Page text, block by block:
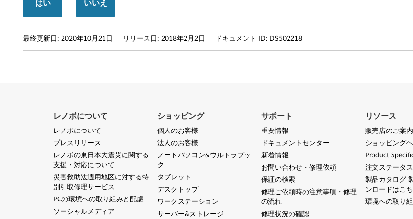
8
0
はい いいえ
最終更新日: 2020年10月21日 リリース日: 2018年2月2日 ドキュメント ID: DS502218
レノボについて
レノボについて
プレスリリース
レノボの東日本大震災に関する
支援・対応について
災害救助法適用地区に対する特
別引取修理サービス
PCの環境への取り組みと配慮
ソーシャルメディア
ショッピング
個人のお客様
法人のお客様
ノートパソコン&ウルトラブッ
ク
タブレット
デスクトップ
ワークステーション
サーバー&ストレージ
サポート
重要情報
ドキュメントセンター
新着情報
お問い合わせ・修理依頼
保証の検索
修理ご依頼時の注意事項・修理
の流れ
修理状況の確認
リソース
販売店のご案内
ショッピング
Product
注文ステータス
製品カタログ
ンロードはこ
環境への取り